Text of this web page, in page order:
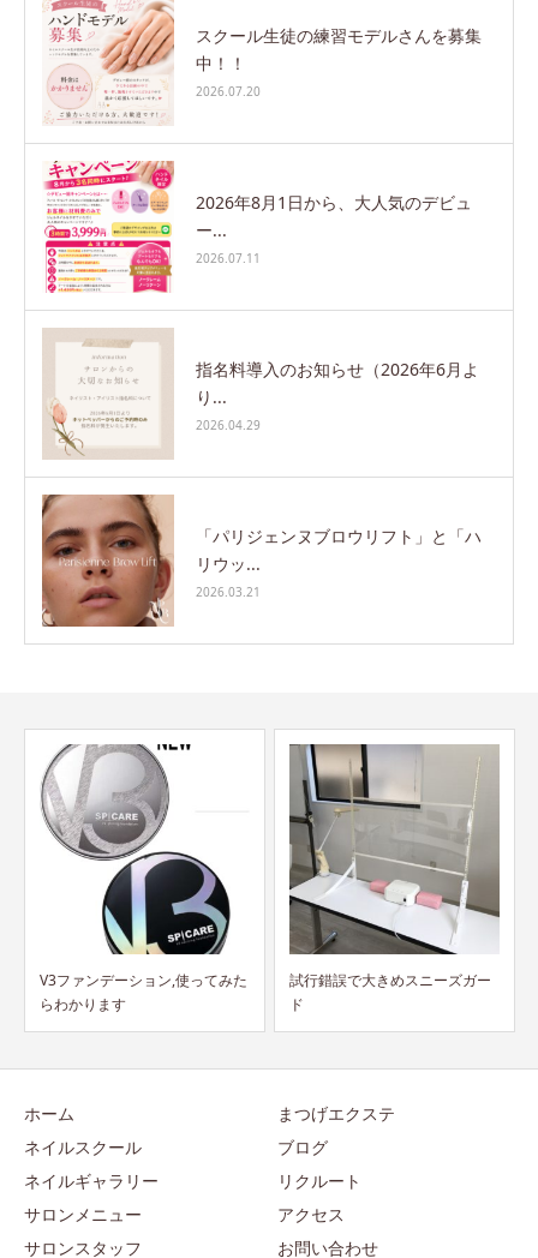
スクール生徒の練習モデルさんを募集
中！！
2026.07.20
2026年8月1日から、大人気のデビュ
ー...
2026.07.11
指名料導入のお知らせ（2026年6月よ
り...
2026.04.29
「パリジェンヌブロウリフト」と「ハ
リウッ...
2026.03.21
試行錯誤で大きめスニーズガー
ド
スタッフの募集を開始いたしま
す！
ホーム
ネイルスクール
ネイルギャラリー
サロンメニュー
サロンスタッフ
まつげエクステ
ブログ
リクルート
アクセス
お問い合わせ